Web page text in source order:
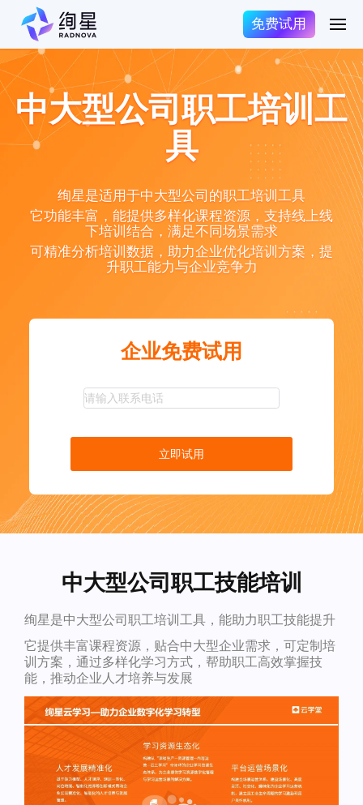
免费试用
中大型公司职工培训工
具
绚星是适用于中大型公司的职工培训工具
它功能丰富，能提供多样化课程资源，支持线上线
下培训结合，满足不同场景需求
可精准分析培训数据，助力企业优化培训方案，提
升职工能力与企业竞争力
企业免费试用
立即试用
中大型公司职工技能培训
绚星是中大型公司职工培训工具，能助力职工技能提升
它提供丰富课程资源，贴合中大型企业需求，可定制培
训方案，通过多样化学习方式，帮助职工高效掌握技
能，推动企业人才培养与发展